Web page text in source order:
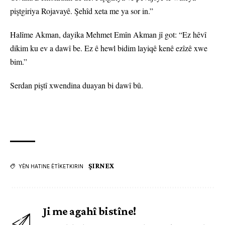
piştgiriya Rojavayê. Şehîd xeta me ya sor in.”
Halîme Akman, dayika Mehmet Emîn Akman jî got: “Ez hêvî
dikim ku ev a dawî be. Ez ê hewl bidim layiqê kenê ezîzê xwe
bim.”
Serdan piştî xwendina duayan bi dawî bû.
YÊN HATINE ÊTÎKETKIRIN ŞIRNEX
Ji me agahî bistîne!